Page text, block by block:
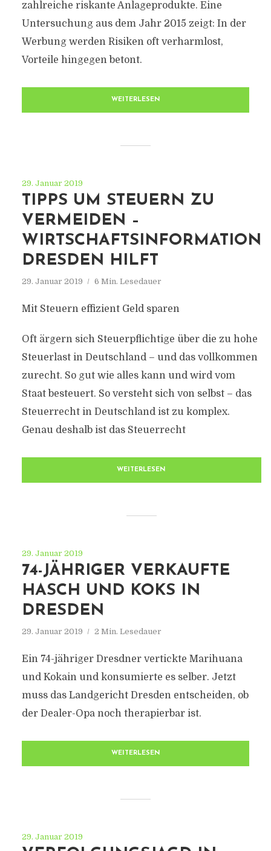
zahlreiche riskante Anlageprodukte. Eine
Untersuchung aus dem Jahr 2015 zeigt: In der
Werbung werden Risiken oft verharmlost,
Vorteile hingegen betont.
WEITERLESEN
29. Januar 2019
TIPPS UM STEUERN ZU
VERMEIDEN –
WIRTSCHAFTSINFORMATION
DRESDEN HILFT
29. Januar 2019 6 Min. Lesedauer
Mit Steuern effizient Geld sparen
Oft ärgern sich Steuerpflichtige über die zu hohe
Steuerlast in Deutschland – und das vollkommen
zurecht. So gut wie alles kann und wird vom
Staat besteuert. So versteht sich von selbst – das
Steuerrecht in Deutschland ist zu komplex.
Genau deshalb ist das Steuerrecht
WEITERLESEN
29. Januar 2019
74-JÄHRIGER VERKAUFTE
HASCH UND KOKS IN
DRESDEN
29. Januar 2019 2 Min. Lesedauer
Ein 74-jähriger Dresdner vertickte Marihuana
und Kokain und konsumierte es selber. Jetzt
muss das Landgericht Dresden entscheiden, ob
der Dealer-Opa noch therapierbar ist.
WEITERLESEN
29. Januar 2019